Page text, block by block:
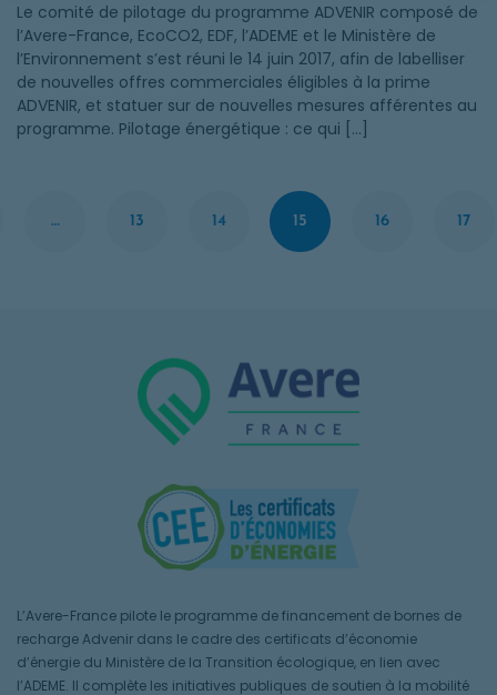
Le comité de pilotage du programme ADVENIR composé de
l’Avere-France, EcoCO2, EDF, l’ADEME et le Ministère de
l’Environnement s’est réuni le 14 juin 2017, afin de labelliser
de nouvelles offres commerciales éligibles à la prime
ADVENIR, et statuer sur de nouvelles mesures afférentes au
programme. Pilotage énergétique : ce qui […]
… 13 14 15 16 17
L’Avere-France pilote le programme de financement de bornes de
recharge Advenir dans le cadre des certificats d’économie
d’énergie du Ministère de la Transition écologique, en lien avec
l’ADEME. Il complète les initiatives publiques de soutien à la mobilité